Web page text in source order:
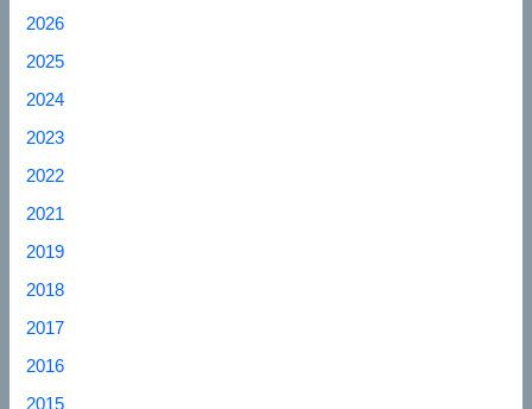
2026
2025
2024
2023
2022
2021
2019
2018
2017
2016
2015